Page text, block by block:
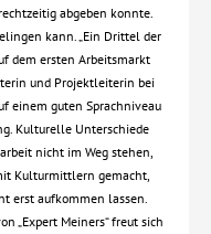
abgeben konnte.
kann. „Ein Drittel der
dem ersten Arbeitsmarkt
und Projektleiterin bei
einem guten Sprachniveau
Kulturelle Unterschiede
nicht im Weg stehen,
Kulturmittlern gemacht,
erst aufkommen lassen.
„Expert Meiners“ freut sich